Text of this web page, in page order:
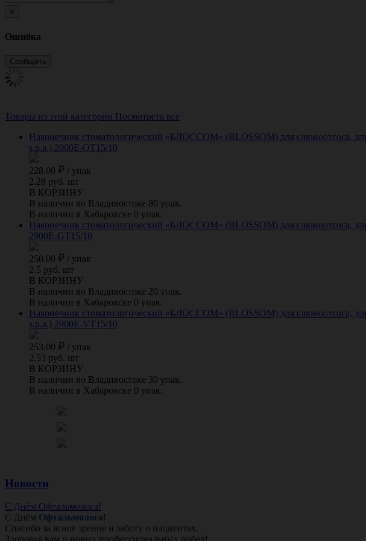
×
Ошибка
Товары из этой категории Посмотреть все
Наконечник стоматологический «БЛОССОМ» (BLOSSOM) для слюноотсоса,
s.p.a.) 2900E-OT15/10
228.00 / упак
2.28 руб. шт
В КОРЗИНУ
В наличии во Владивостоке 80 упак.
В наличии в Хабаровске 0 упак.
Наконечник стоматологический «БЛОССОМ» (BLOSSOM) для слюноотсоса,
2900E-GT15/10
250.00 / упак
2.5 руб. шт
В КОРЗИНУ
В наличии во Владивостоке 20 упак.
В наличии в Хабаровске 0 упак.
Наконечник стоматологический «БЛОССОМ» (BLOSSOM) для слюноотсоса,
s.p.a.) 2900E-VT15/10
253.00 / упак
2.53 руб. шт
В КОРЗИНУ
В наличии во Владивостоке 30 упак.
В наличии в Хабаровске 0 упак.
Новости
С Днём Офтальмолога!
С Днём Офтальмолога!
Спасибо за ясное зрение и заботу о пациентах.